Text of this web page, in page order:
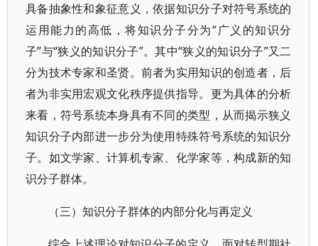
具备抽象性和象征意义，依据知识分子对符号系统的
运用能力的高低，将知识分子分为“广义的知识分
子”与“狭义的知识分子”。其中“狭义的知识分子”又二
分为技术专家和圣贤。前者为实用知识的创造者，后
者为非实用宏观文化秩序提供指导。更为具体的分析
来看，符号系统本身具有不同的类型，从而揭示狭义
知识分子内部进一步分为使用特殊符号系统的知识分
子。如文学家、计算机专家、化学家等，构成新的知
识分子群体。
（三）知识分子群体的内部分化与再定义